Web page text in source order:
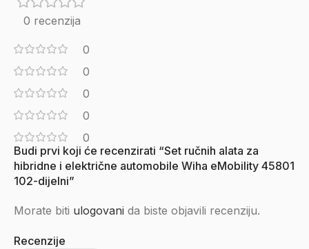
0 recenzija
0
0
0
0
0
Recenzije
Budi prvi koji će recenzirati “Set ručnih alata za
hibridne i električne automobile Wiha eMobility 45801
102-dijelni”
Morate biti ulogovani da biste objavili recenziju.